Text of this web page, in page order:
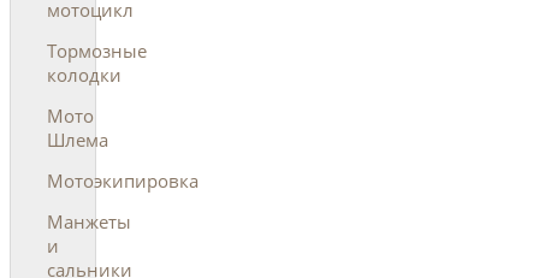
мотоцикл
Тормозные
колодки
Мото
Шлема
Мотоэкипировка
Манжеты
и
сальники